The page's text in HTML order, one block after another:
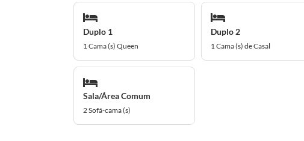
Duplo 1
1 Cama (s) Queen
Duplo 2
1 Cama (s) de Casal
Sala/Área Comum
2 Sofá-cama (s)